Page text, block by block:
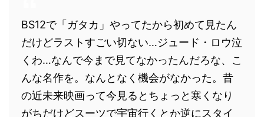
BS12で「ガタカ」やってたから初めて見たん
だけどラストすごい切ない…ジュード・ロウ泣
くわ…なんで今まで見てなかったんだろな、こ
んな名作を。なんとなく機会がなかった。昔
の近未来映画って今見るとちょっと寒くなり
がちだけどスーツで宇宙行くとか逆にスタイ